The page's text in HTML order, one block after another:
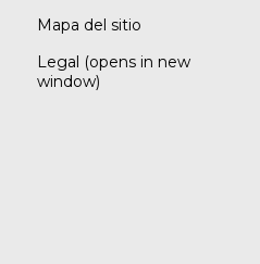
Mapa del sitio
Legal (opens in new
window)